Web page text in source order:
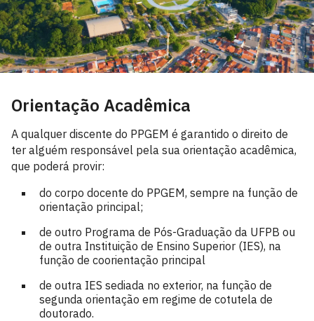
Orientação Acadêmica
A qualquer discente do PPGEM é garantido o direito de
ter alguém responsável pela sua orientação acadêmica,
que poderá provir:
do corpo docente do PPGEM, sempre na função de
orientação principal;
de outro Programa de Pós-Graduação da UFPB ou
de outra Instituição de Ensino Superior (IES), na
função de coorientação principal
de outra IES sediada no exterior, na função de
segunda orientação em regime de cotutela de
doutorado.